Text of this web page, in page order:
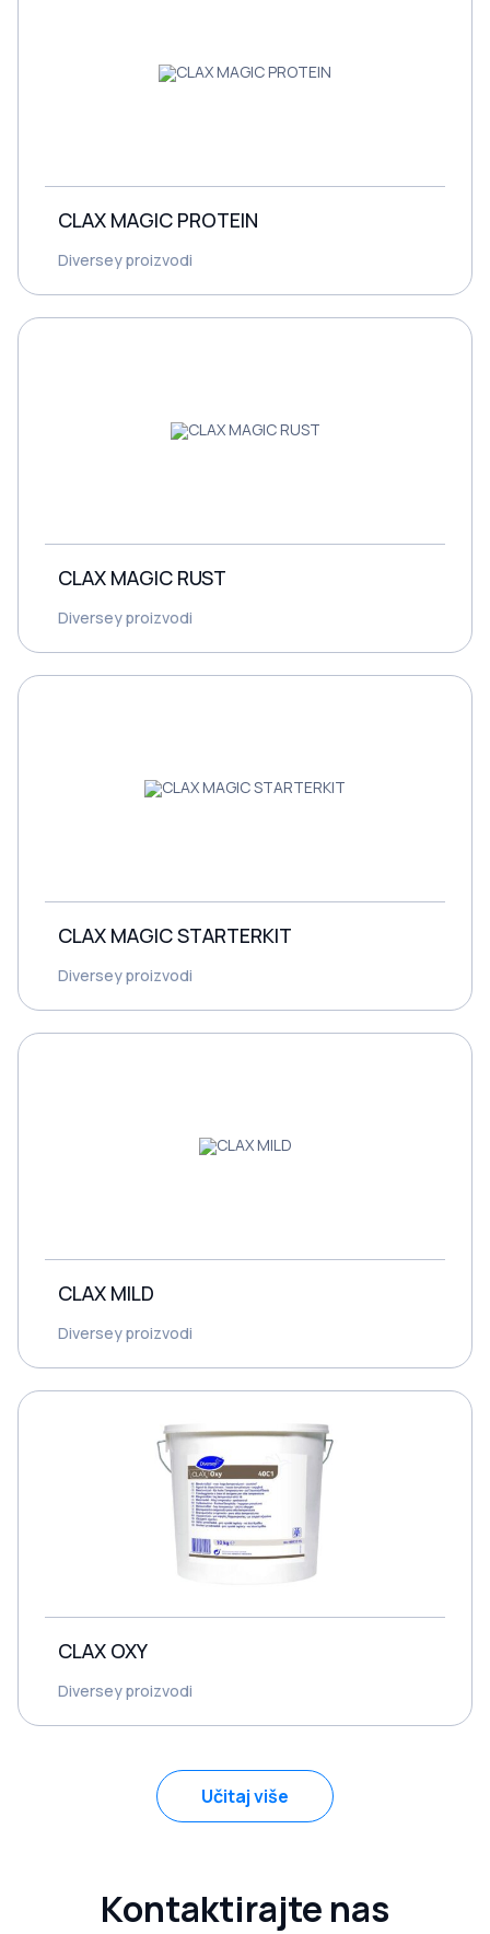
CLAX MAGIC PROTEIN
Diversey proizvodi
CLAX MAGIC RUST
Diversey proizvodi
CLAX MAGIC STARTERKIT
Diversey proizvodi
CLAX MILD
Diversey proizvodi
CLAX OXY
Diversey proizvodi
Učitaj više
Kontaktirajte nas